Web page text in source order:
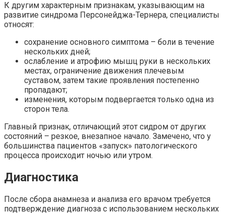
К другим характерным признакам, указывающим на
развитие синдрома Персонейджа-Тернера, специалисты
относят:
сохранение основного симптома – боли в течение
нескольких дней;
ослабление и атрофию мышц руки в нескольких
местах, ограничение движения плечевым
суставом, затем такие проявления постепенно
пропадают;
изменения, которым подвергается только одна из
сторон тела.
Главный признак, отличающий этот сидром от других
состояний – резкое, внезапное начало. Замечено, что у
большинства пациентов «запуск» патологического
процесса происходит ночью или утром.
Диагностика
После сбора анамнеза и анализа его врачом требуется
подтверждение диагноза с использованием нескольких